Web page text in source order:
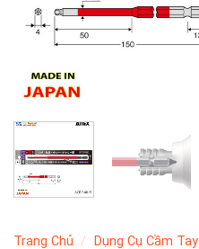
Trang Chủ / Dụng Cụ Cầm Tay